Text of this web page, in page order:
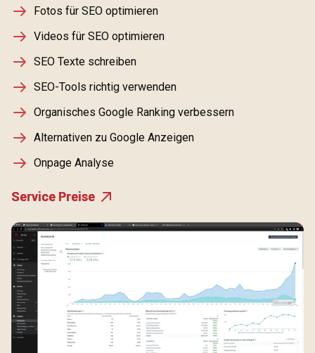
Fotos für SEO optimieren
Videos für SEO optimieren
SEO Texte schreiben
SEO-Tools richtig verwenden
Organisches Google Ranking verbessern
Alternativen zu Google Anzeigen
Onpage Analyse
Service Preise